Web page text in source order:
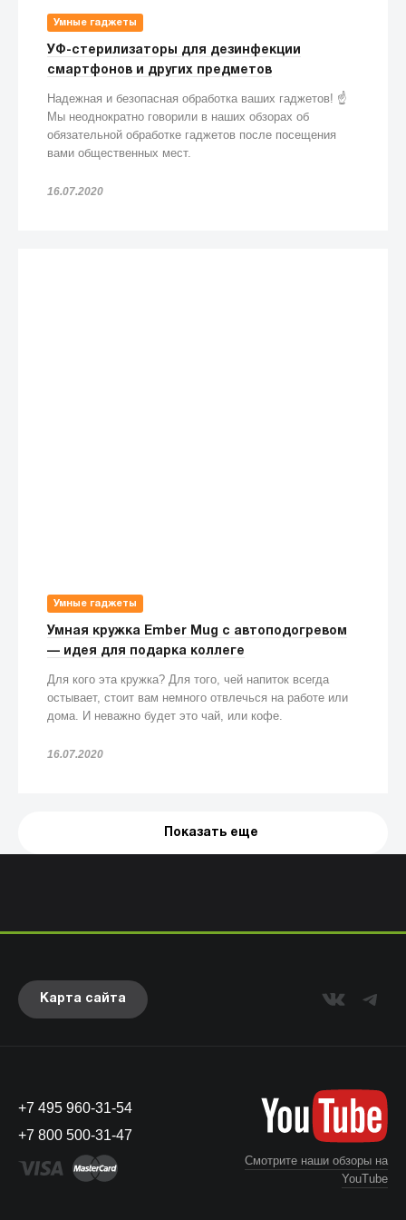
Умные гаджеты
УФ-стерилизаторы для дезинфекции
смартфонов и других предметов
Надежная и безопасная обработка ваших гаджетов! ☝️
Мы неоднократно говорили в наших обзорах об
обязательной обработке гаджетов после посещения
вами общественных мест.
16.07.2020
Умные гаджеты
Умная кружка Ember Mug с автоподогревом
— идея для подарка коллеге
Для кого эта кружка? Для того, чей напиток всегда
остывает, стоит вам немного отвлечься на работе или
дома. И неважно будет это чай, или кофе.
16.07.2020
Показать еще
Карта сайта
+7 495 960-31-54
+7 800 500-31-47
Смотрите наши обзоры на
YouTube